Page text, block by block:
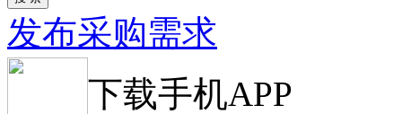
发布采购需求
下载手机APP